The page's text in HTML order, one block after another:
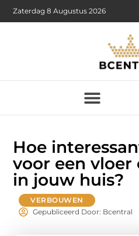
Zaterdag 8 Augustus 2026
Hoe
voor een
in jouw huis?
VERBOUWEN
Gepubliceerd Door: Bcentral